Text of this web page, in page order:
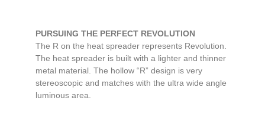
PURSUING THE PERFECT REVOLUTION
The R on the heat spreader represents Revolution.
The heat spreader is built with a lighter and thinner
metal material. The hollow “R” design is very
stereoscopic and matches with the ultra wide angle
luminous area.